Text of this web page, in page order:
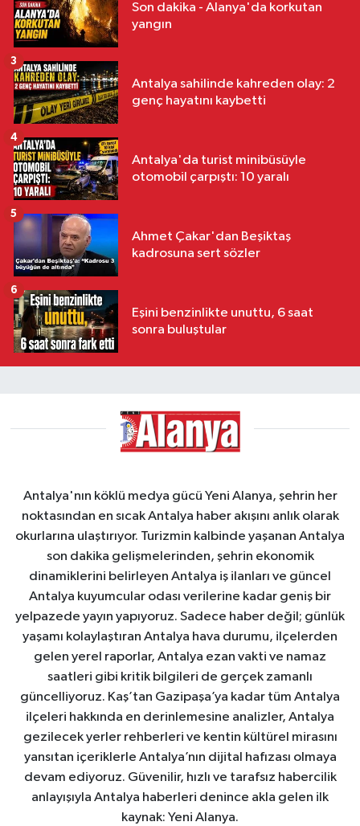
Son dakika - Alanya'da korkutan
yangın
Antalya sahilinde kahreden olay: 2
genç hayatını kaybetti
3
Antalya'da turist minibüsüyle
otomobil çarpıştı: 10 yaralı
4
Ahmet Çakar'dan Beşiktaş
kadrosuna sert sözler
5
Eşini benzinlikte unuttu, 6 saat
sonra buluştular
6
Antalya'nın köklü medya gücü Yeni Alanya, şehrin her
noktasından en sıcak Antalya haber akışını anlık olarak
okurlarına ulaştırıyor. Turizmin kalbinde yaşanan Antalya
son dakika gelişmelerinden, şehrin ekonomik
dinamiklerini belirleyen Antalya iş ilanları ve güncel
Antalya kuyumcular odası verilerine kadar geniş bir
yelpazede yayın yapıyoruz. Sadece haber değil; günlük
yaşamı kolaylaştıran Antalya hava durumu, ilçelerden
gelen yerel raporlar, Antalya ezan vakti ve namaz
saatleri gibi kritik bilgileri de gerçek zamanlı
güncelliyoruz. Kaş’tan Gazipaşa’ya kadar tüm Antalya
ilçeleri hakkında en derinlemesine analizler, Antalya
gezilecek yerler rehberleri ve kentin kültürel mirasını
yansıtan içeriklerle Antalya’nın dijital hafızası olmaya
devam ediyoruz. Güvenilir, hızlı ve tarafsız habercilik
anlayışıyla Antalya haberleri denince akla gelen ilk
kaynak: Yeni Alanya.